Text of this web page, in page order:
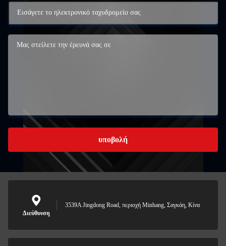
υποβολή
Διεύθυνση
3539A Jingdong Road, περιοχή Minhang, Σαγκάη, Κίνα